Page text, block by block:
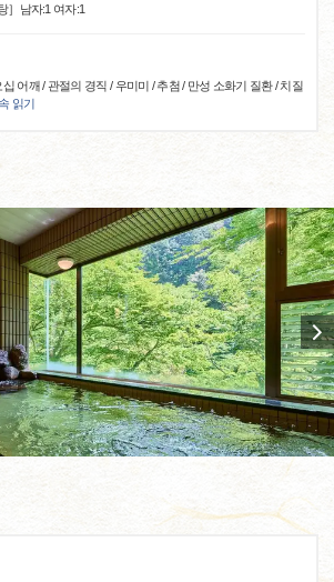
］남자:1 여자:1
어깨 / 관절의 경직 / 우미미 / 추첨 / 만성 소화기 질환 / 치질
읽기